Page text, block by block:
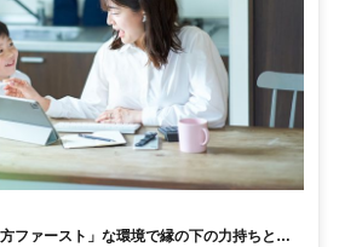
ファースト」な環境で縁の下の力持ちとし